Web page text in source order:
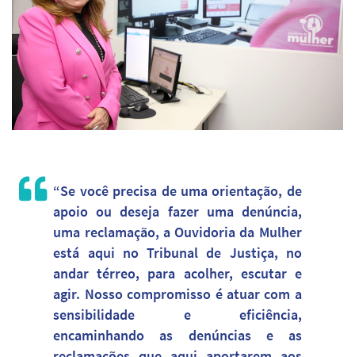
“Se você precisa de uma orientação, de
apoio ou deseja fazer uma denúncia,
uma reclamação, a Ouvidoria da Mulher
está aqui no Tribunal de Justiça, no
andar térreo, para acolher, escutar e
agir. Nosso compromisso é atuar com a
sensibilidade e eficiência,
encaminhando as denúncias e as